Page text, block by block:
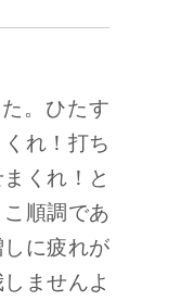
。ひたす
れ！打ち
くれ！と
順調であ
に疲れが
ませんよ